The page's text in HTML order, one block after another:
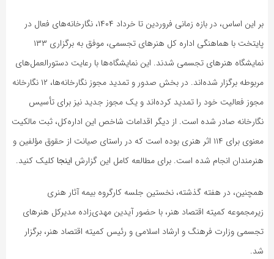
بر این اساس، در بازه زمانی فروردین تا خرداد ۱۴۰۴، نگارخانه‌های فعال در
پایتخت با هماهنگی اداره کل هنرهای تجسمی، موفق به برگزاری ۱۳۳
نمایشگاه هنرهای تجسمی شدند. این نمایشگاه‌ها با رعایت دستورالعمل‌های
مربوطه برگزار شده‌اند. در بخش صدور و تمدید مجوز نگارخانه‌ها، ۱۲ نگارخانه
مجوز فعالیت خود را تمدید کرده‌اند و یک مجوز جدید نیز برای تأسیس
نگارخانه صادر شده است. از دیگر اقدامات شاخص این اداره‌کل، ثبت مالکیت
معنوی برای ۱۱۴ اثر هنری بوده است که در راستای صیانت از حقوق مؤلفین و
هنرمندان انجام شده است. برای مطالعه کامل این گزارش اینجاکلیک کنید.
همچنین، در هفته گذشته، نخستین جلسه کارگروه بیمه آثار هنری
زیرمجموعه کمیته اقتصاد هنر، با حضور آیدین مهدی‌زاده مدیرکل هنرهای
تجسمی وزارت فرهنگ و ارشاد اسلامی و رئیس کمیته اقتصاد هنر، برگزار
شد.